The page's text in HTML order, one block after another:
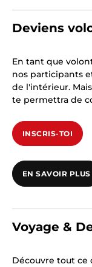
Deviens
En tant que
nos participants
de l'intérieur.
te permettra de
INSCRIS-TOI
EN SAVOIR PLUS
Voyage &
Découvre tout ce